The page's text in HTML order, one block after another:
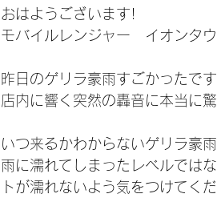
おはようございます!
モバイルレンジャー　イオンタ
昨日のゲリラ豪雨すごかったで
店内に響く突然の轟音に本当に
いつ来るかわからないゲリラ豪
雨に濡れてしまったレベルでは
トが濡れないよう気をつけてく